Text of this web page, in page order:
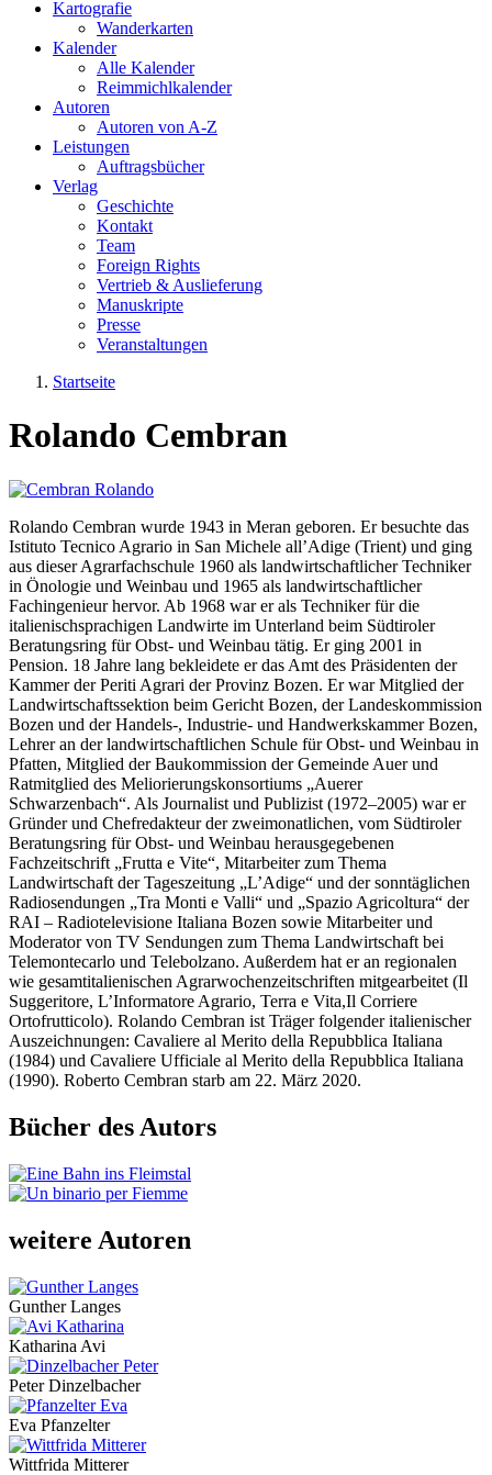
Kartografie
Wanderkarten
Kalender
Alle Kalender
Reimmichlkalender
Autoren
Autoren von A-Z
Leistungen
Auftragsbücher
Verlag
Geschichte
Kontakt
Team
Foreign Rights
Vertrieb & Auslieferung
Manuskripte
Presse
Veranstaltungen
Startseite
Rolando Cembran
Rolando Cembran wurde 1943 in Meran geboren. Er besuchte das
Istituto Tecnico Agrario in San Michele all’Adige (Trient) und ging
aus dieser Agrarfachschule 1960 als landwirtschaftlicher Techniker
in Önologie und Weinbau und 1965 als landwirtschaftlicher
Fachingenieur hervor. Ab 1968 war er als Techniker für die
italienischsprachigen Landwirte im Unterland beim Südtiroler
Beratungsring für Obst- und Weinbau tätig. Er ging 2001 in
Pension. 18 Jahre lang bekleidete er das Amt des Präsidenten der
Kammer der Periti Agrari der Provinz Bozen. Er war Mitglied der
Landwirtschaftssektion beim Gericht Bozen, der Landeskommission
Bozen und der Handels-, Industrie- und Handwerkskammer Bozen,
Lehrer an der landwirtschaftlichen Schule für Obst- und Weinbau in
Pfatten, Mitglied der Baukommission der Gemeinde Auer und
Ratmitglied des Meliorierungskonsortiums „Auerer
Schwarzenbach“. Als Journalist und Publizist (1972–2005) war er
Gründer und Chefredakteur der zweimonatlichen, vom Südtiroler
Beratungsring für Obst- und Weinbau herausgegebenen
Fachzeitschrift „Frutta e Vite“, Mitarbeiter zum Thema
Landwirtschaft der Tageszeitung „L’Adige“ und der sonntäglichen
Radiosendungen „Tra Monti e Valli“ und „Spazio Agricoltura“ der
RAI – Radiotelevisione Italiana Bozen sowie Mitarbeiter und
Moderator von TV Sendungen zum Thema Landwirtschaft bei
Telemontecarlo und Telebolzano. Außerdem hat er an regionalen
wie gesamtitalienischen Agrarwochenzeitschriften mitgearbeitet (Il
Suggeritore, L’Informatore Agrario, Terra e Vita,Il Corriere
Ortofrutticolo). Rolando Cembran ist Träger folgender italienischer
Auszeichnungen: Cavaliere al Merito della Repubblica Italiana
(1984) und Cavaliere Ufficiale al Merito della Repubblica Italiana
(1990). Roberto Cembran starb am 22. März 2020.
Bücher des Autors
weitere Autoren
Gunther Langes
Katharina Avi
Peter Dinzelbacher
Eva Pfanzelter
Wittfrida Mitterer